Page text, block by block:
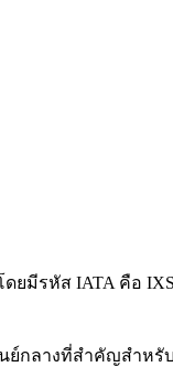
มีรหัส IATA คือ
ย์กลางที่สำคัญสำห